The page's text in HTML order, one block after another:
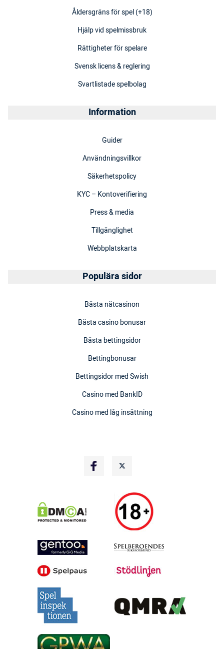
Åldersgräns för spel (+18)
Hjälp vid spelmissbruk
Rättigheter för spelare
Svensk licens & reglering
Svartlistade spelbolag
Information
Guider
Användningsvillkor
Säkerhetspolicy
KYC – Kontoverifiering
Press & media
Tillgänglighet
Webbplatskarta
Populära sidor
Bästa nätcasinon
Bästa casino bonusar
Bästa bettingsidor
Bettingbonusar
Bettingsidor med Swish
Casino med BankID
Casino med låg insättning